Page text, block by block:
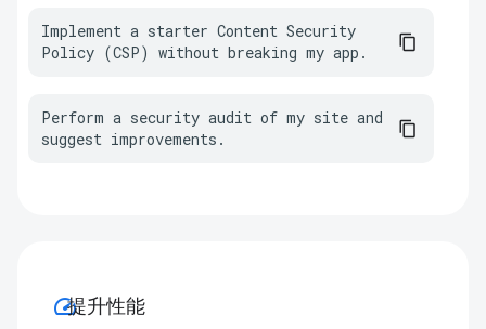
Implement a starter Content Security
Policy (CSP) without breaking my app.
Perform a security audit of my site and
suggest improvements.
speed提升性能